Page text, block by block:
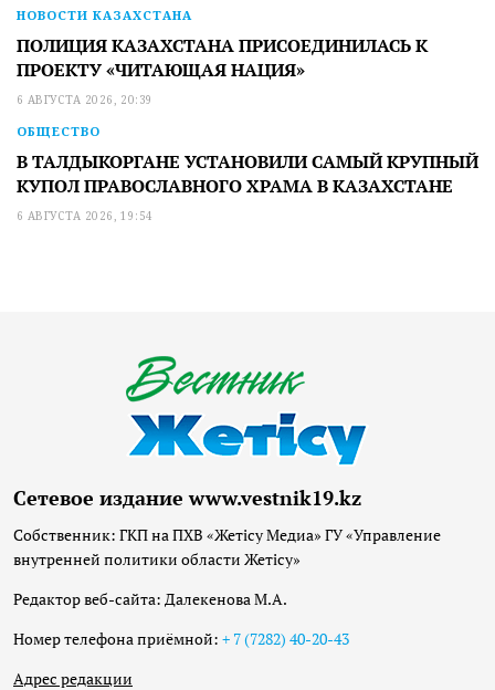
НОВОСТИ КАЗАХСТАНА
ПОЛИЦИЯ КАЗАХСТАНА ПРИСОЕДИНИЛАСЬ К
ПРОЕКТУ «ЧИТАЮЩАЯ НАЦИЯ»
6 АВГУСТА 2026, 20:39
ОБЩЕСТВО
В ТАЛДЫКОРГАНЕ УСТАНОВИЛИ САМЫЙ КРУПНЫЙ
КУПОЛ ПРАВОСЛАВНОГО ХРАМА В КАЗАХСТАНЕ
6 АВГУСТА 2026, 19:54
Сетевое издание www.vestnik19.kz
Собственник: ГКП на ПХВ «Жетісу Медиа» ГУ «Управление
внутренней политики области Жетісу»
Редактор веб-сайта: Далекенова М.А.
Номер телефона приёмной: + 7 (7282) 40-20-43
Адрес редакции